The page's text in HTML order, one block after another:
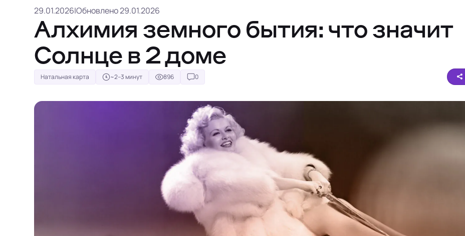
29.01.2026|Обновлено 29.01.2026
Алхимия земного бытия: что значит
Солнце в 2 доме
Натальная карта ~2–3 минут 896 0